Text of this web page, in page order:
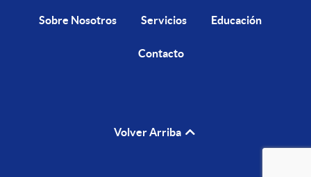
Sobre Nosotros Servicios Educación
Contacto
Volver Arriba